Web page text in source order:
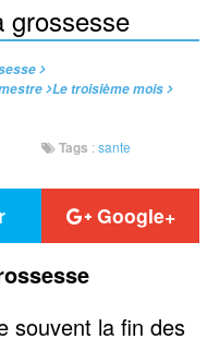
grossesse
Le troisième mois
Tags :sante
Google+
souvent la fin des